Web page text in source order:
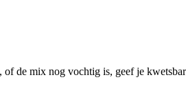
de mix nog vochtig is, geef je